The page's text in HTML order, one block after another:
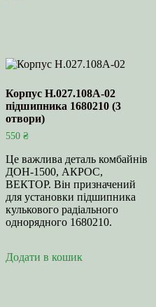
Корпус Н.027.108А-02
підшипника 1680210 (3
отвори)
550 ₴
Це важлива деталь комбайнів
ДОН-1500, АКРОС,
ВЕКТОР. Він призначений
для установки підшипника
кулькового радіального
однорядного 1680210.
Додати в кошик